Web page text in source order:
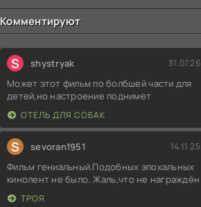
Комментируют
S shystryak 31.07.26
Может этот фильм по болбшей части для
детей,но настроение поднимет
ОТЕЛЬ ДЛЯ СОБАК
S sevoran1951 14.11.25
Фильм гениальный.Подобных эпохальных
кинолент не было. Жаль,что не награждён
ТРОЯ